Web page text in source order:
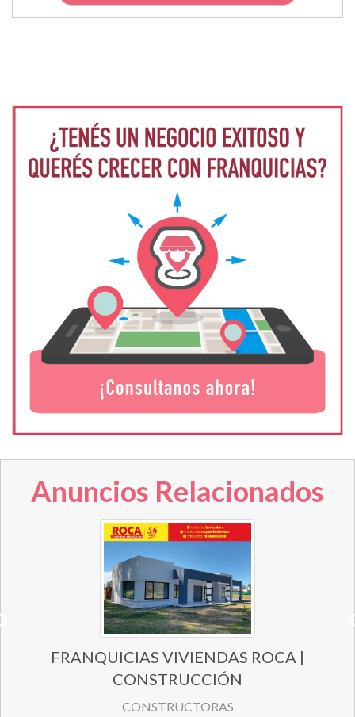
Anuncios Relacionados
FRANQUICIAS VIVIENDAS ROCA |
CONSTRUCCIÓN
CONSTRUCTORAS